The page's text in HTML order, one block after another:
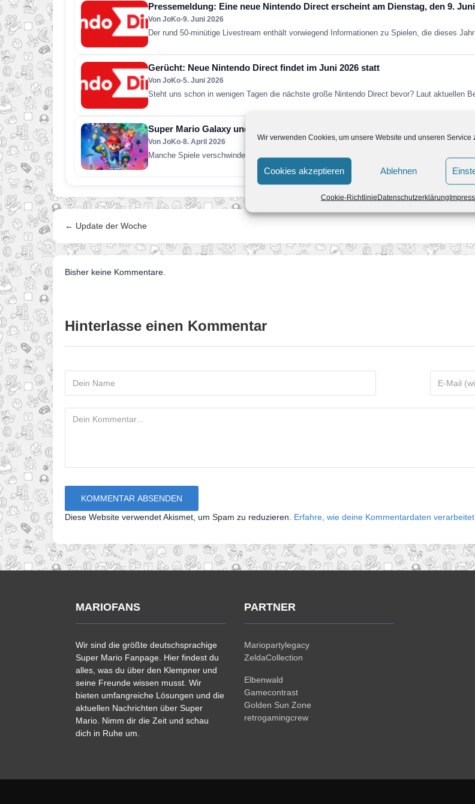
Wir verwenden Cookies, um unsere Website und unseren Service
Cookies akzeptieren Ablehnen
Cookie-RichtlinieDatenschutzerklärung
Pressemeldung: Eine neue Nintendo Direct erscheint am Dienstag, den 9. Juni
Von JoKo•9. Juni 2026
Der rund 50-minütige Livestream enthält vorwiegend Informationen zu Spielen, die dieses
Gerücht: Neue Nintendo Direct findet im Juni 2026 statt
Von JoKo•5. Juni 2026
Steht uns schon in wenigen Tagen die nächste große Nintendo Direct bevor? Laut aktuellen
Super Mario Galaxy und was Fans in den nächsten Jahren erwartet
Von JoKo•8. April 2026
Manche Spiele verschwinden nach ein paar Jahren aus dem kollektiven Gedächtnis. Super
← Update der Woche
Bisher keine Kommentare.
Hinterlasse einen Kommentar
Diese Website verwendet Akismet, um Spam zu reduzieren. Erfahre, wie deine Kommentardaten verarbeitet
MARIOFANS
Wir sind die größte deutschsprachige
Super Mario Fanpage. Hier findest du
alles, was du über den Klempner und
seine Freunde wissen musst. Wir
bieten umfangreiche Lösungen und die
aktuellen Nachrichten über Super
Mario. Nimm dir die Zeit und schau
dich in Ruhe um.
PARTNER
Mariopartylegacy
ZeldaCollection
Elbenwald
Gamecontrast
Golden Sun Zone
retrogamingcrew